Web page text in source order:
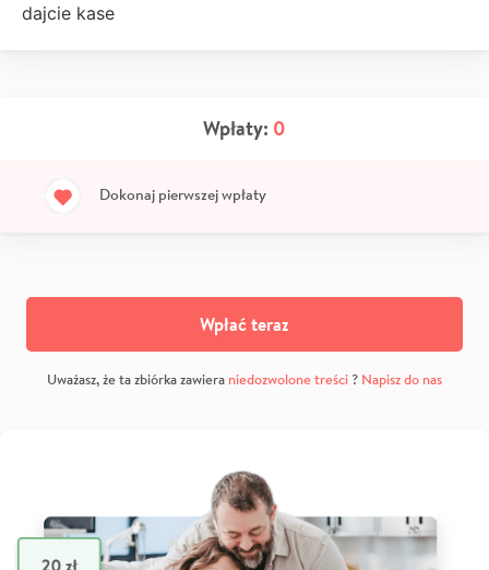
dajcie kase
Wpłaty: 0
Dokonaj pierwszej wpłaty
Wpłać teraz
Uważasz, że ta zbiórka zawiera niedozwolone treści? Napisz do nas